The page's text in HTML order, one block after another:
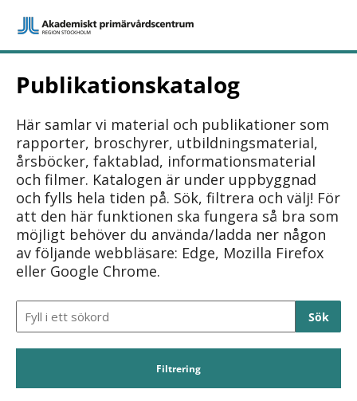
Publikationskatalog
Här samlar vi material och publikationer som
rapporter, broschyrer, utbildningsmaterial,
årsböcker, faktablad, informationsmaterial
och filmer. Katalogen är under uppbyggnad
och fylls hela tiden på. Sök, filtrera och välj! För
att den här funktionen ska fungera så bra som
möjligt behöver du använda/ladda ner någon
av följande webbläsare: Edge, Mozilla Firefox
eller Google Chrome.
Sökfält
Filtrering